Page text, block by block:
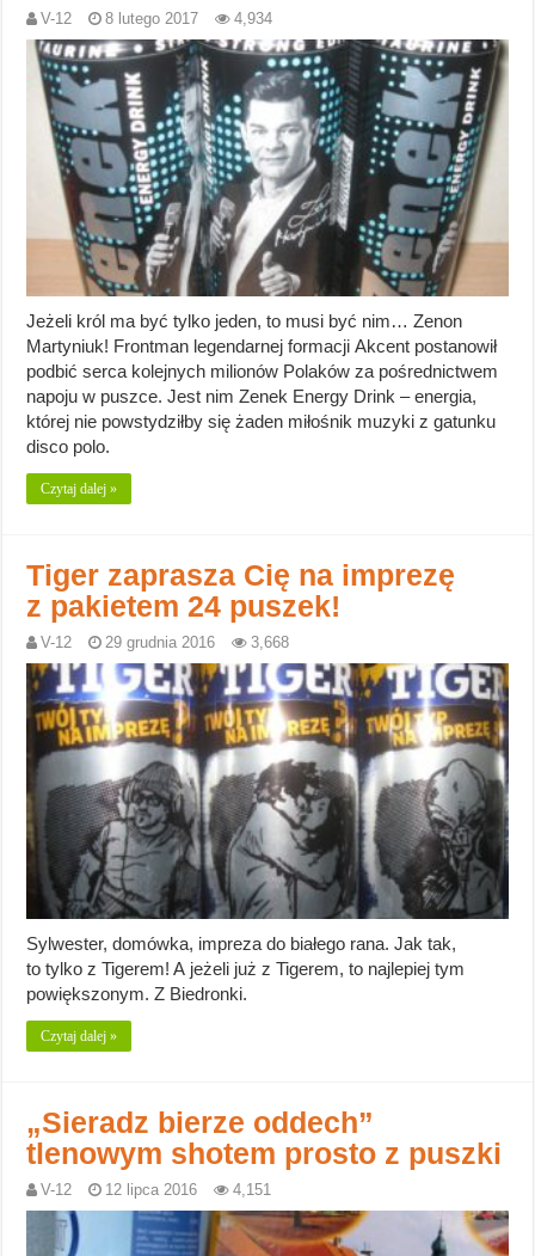
V-12 8 lutego 2017 4,934
Jeżeli król ma być tylko jeden, to musi być nim… Zenon
Martyniuk! Frontman legendarnej formacji Akcent postanowił
podbić serca kolejnych milionów Polaków za pośrednictwem
napoju w puszce. Jest nim Zenek Energy Drink – energia,
której nie powstydziłby się żaden miłośnik muzyki z gatunku
disco polo.
Czytaj dalej »
Tiger zaprasza Cię na imprezę
z pakietem 24 puszek!
V-12 29 grudnia 2016 3,668
Sylwester, domówka, impreza do białego rana. Jak tak,
to tylko z Tigerem! A jeżeli już z Tigerem, to najlepiej tym
powiększonym. Z Biedronki.
Czytaj dalej »
„Sieradz bierze oddech”
tlenowym shotem prosto z puszki
V-12 12 lipca 2016 4,151